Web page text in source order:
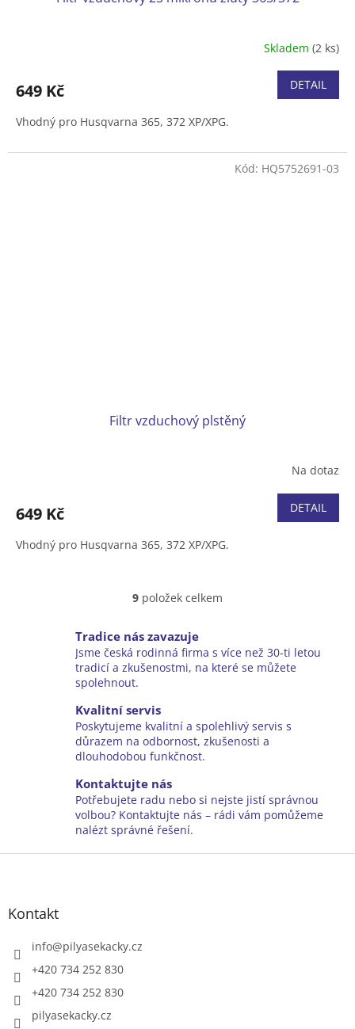
Skladem (2 ks)
649 Kč DETAIL
Vhodný pro Husqvarna 365, 372 XP/XPG.
Filtr vzduchový plstěný
Na dotaz
649 Kč DETAIL
Vhodný pro Husqvarna 365, 372 XP/XPG.
Kód: HQ5752691-03
O
l
á
d
p
r
v
v
ý
p
s
9 položek celkem
Tradice nás zavazuje
Jsme česká rodinná firma s více než 30-ti letou
tradicí a zkušenostmi, na které se můžete
spolehnout.
Kvalitní servis
Poskytujeme kvalitní a spolehlivý servis s
důrazem na odbornost, zkušenosti a
dlouhodobou funkčnost.
Kontaktujte nás
Potřebujete radu nebo si nejste jistí správnou
volbou? Kontaktujte nás – rádi vám pomůžeme
nalézt správné řešení.
Z
Kontakt
info@pilyasekacky.cz
+420 734 252 830
+420 734 252 830
pilyasekacky.cz